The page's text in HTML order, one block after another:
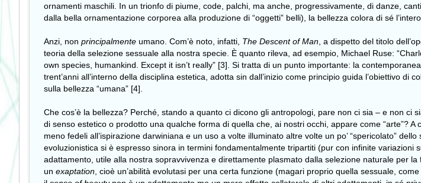
ornamenti maschili. In un trionfo di piume, code, palchi, ma anche, progressivamente, di danze,
dalla bella ornamentazione corporea alla produzione di “oggetti” belli), la bellezza colora di sé
Anzi, non principalmente umano. Com’è noto, infatti, The Descent of Man , a dispetto del titolo
teoria della selezione sessuale alla nostra specie. È quanto rileva, ad esempio, Michael Ruse:
own species, humankind. Except it isn’t really” [3]. Si tratta di un punto importante: la
trent’anni all’interno della disciplina estetica, adotta sin dall’inizio come principio guida l’obiettivo
sulla bellezza “umana” [4].
Che cos’è la bellezza? Perché, stando a quanto ci dicono gli antropologi, pare non ci sia – e non
di senso estetico o prodotto una qualche forma di quella che, ai nostri occhi, appare come “arte”?
meno fedeli all’ispirazione darwiniana e un uso a volte illuminato altre volte un po’ “spericolato”
evoluzionistica si è espresso sinora in termini fondamentalmente tripartiti (pur con infinite variazioni
adattamento, utile alla nostra sopravvivenza e direttamente plasmato dalla selezione naturale per
un exaptation , cioè un’abilità evolutasi per una certa funzione (magari proprio quella sessuale,